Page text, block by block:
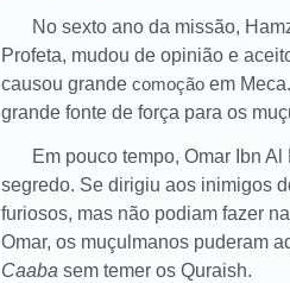
No sexto ano da missão,
Profeta, mudou de opinião e
causou grande comoção em
grande fonte de força para os
Em pouco tempo, Omar Ibn
segredo. Se dirigiu aos inimigos
furiosos, mas não podiam fazer
Omar, os muçulmanos puderam
Caaba sem temer os Quraish.